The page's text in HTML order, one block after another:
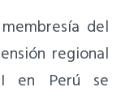
del
regional
en Perú se